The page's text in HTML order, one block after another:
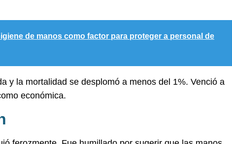
de manos como factor para proteger a personal de
y la mortalidad se desplomó a menos del 1%. Venció a
económica.